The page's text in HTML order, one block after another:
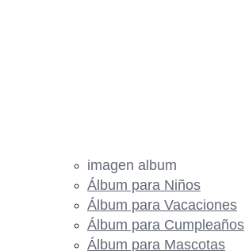
imagen album
Álbum para Niños
Álbum para Vacaciones
Álbum para Cumpleaños
Álbum para Mascotas